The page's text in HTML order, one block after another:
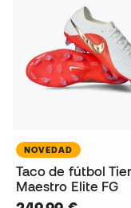
NOVEDAD
Taco de fútbol
Maestro Elite FG